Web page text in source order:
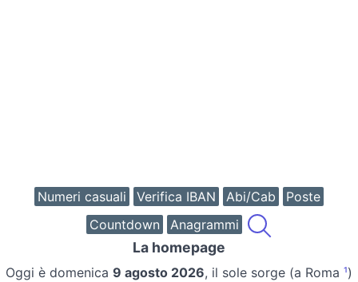
Numeri casuali Verifica IBAN Abi/Cab
Poste
Countdown
Anagrammi
La homepage
Oggi è domenica 9 agosto 2026, il sole sorge (a Roma ¹)